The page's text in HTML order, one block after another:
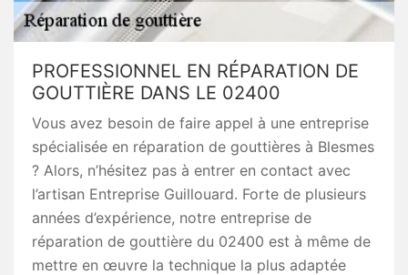
PROFESSIONNEL EN RÉPARATION DE
GOUTTIÈRE DANS LE 02400
Vous avez besoin de faire appel à une entreprise
spécialisée en réparation de gouttières à Blesmes
? Alors, n’hésitez pas à entrer en contact avec
l’artisan Entreprise Guillouard. Forte de plusieurs
années d’expérience, notre entreprise de
réparation de gouttière du 02400 est à même de
mettre en œuvre la technique la plus adaptée